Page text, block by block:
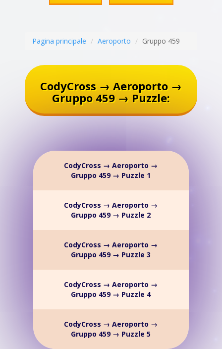
Pagina principale Aeroporto Gruppo 459
CodyCross → Aeroporto →
Gruppo 459 → Puzzle:
CodyCross → Aeroporto →
Gruppo 459 → Puzzle 1
CodyCross → Aeroporto →
Gruppo 459 → Puzzle 2
CodyCross → Aeroporto →
Gruppo 459 → Puzzle 3
CodyCross → Aeroporto →
Gruppo 459 → Puzzle 4
CodyCross → Aeroporto →
Gruppo 459 → Puzzle 5